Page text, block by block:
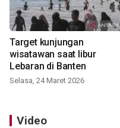
Target kunjungan
wisatawan saat libur
Lebaran di Banten
Selasa, 24 Maret 2026
Video